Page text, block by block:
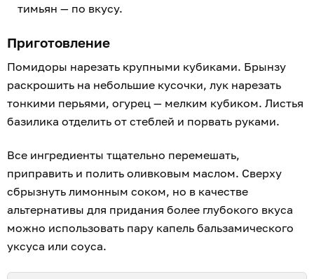
тимьян — по вкусу.
Приготовление
Помидоры нарезать крупными кубиками. Брынзу
раскрошить на небольшие кусочки, лук нарезать
тонкими перьями, огурец — мелким кубиком. Листья
базилика отделить от стеблей и порвать руками.
Все ингредиенты тщательно перемешать,
приправить и полить оливковым маслом. Сверху
сбрызнуть лимонным соком, но в качестве
альтернативы для придания более глубокого вкуса
можно использовать пару капель бальзамического
уксуса или соуса.